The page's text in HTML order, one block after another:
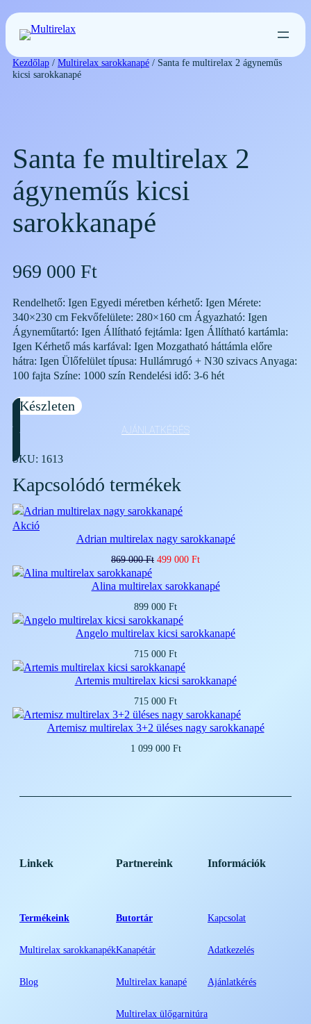
Ugrás
a
tartalomhoz
Kezdőlap / Multirelax sarokkanapé / Santa fe multirelax 2 ágyneműs
kicsi sarokkanapé
Santa fe multirelax 2
ágyneműs kicsi
sarokkanapé
969 000 Ft
Rendelhető: Igen Egyedi méretben kérhető: Igen Mérete:
340×230 cm Fekvőfelülete: 280×160 cm Ágyazható: Igen
Ágyneműtartó: Igen Állítható fejtámla: Igen Állítható kartámla:
Igen Kérhető más karfával: Igen Mozgatható háttámla előre
hátra: Igen Ülőfelület típusa: Hullámrugó + N30 szivacs Anyaga:
100 fajta Színe: 1000 szín Rendelési idő: 3-6 hét
Készleten
AJÁNLATKÉRÉS
SKU: 1613
Kapcsolódó termékek
AkcióAkciós
Adrian multirelax nagy sarokkanapé
869 000Ft Original
was:
869
000 Ft.
499 000 FtCurrent
is:
499
Alina multirelax sarokkanapé
899 000 Ft
Angelo multirelax kicsi sarokkanapé
715 000 Ft
Artemis multirelax kicsi sarokkanapé
715 000 Ft
Artemisz multirelax 3+2 üléses nagy sarokkanapé
1 099 000 Ft
Linkek
Termékeink
Multirelax sarokkanapék
Blog
Partnereink
Butortár
Kanapétár
Multirelax kanapé
Multirelax ülőgarnitúra
Információk
Kapcsolat
Adatkezelés
Ajánlatkérés